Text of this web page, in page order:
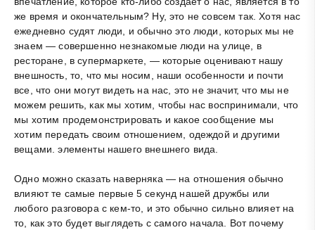
же время и окончательным? Ну, это не совсем так. Хотя нас
ежедневно судят люди, и обычно это люди, которых мы не
знаем — совершенно незнакомые люди на улице, в
ресторане, в супермаркете, — которые оценивают нашу
внешность, то, что мы носим, наши особенности и почти
все, что они могут видеть на нас, это не значит, что мы не
можем решить, как мы хотим, чтобы нас воспринимали, что
мы хотим продемонстрировать и какое сообщение мы
хотим передать своим отношением, одеждой и другими
вещами. элементы нашего внешнего вида.
Одно можно сказать наверняка — на отношения обычно
влияют те самые первые 5 секунд нашей дружбы или
любого разговора с кем-то, и это обычно сильно влияет на
то, как это будет выглядеть с самого начала. Вот почему